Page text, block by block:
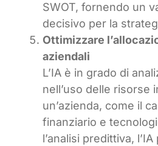
SWOT, fornendo un
decisivo per la
Ottimizzare
aziendali
L’IA è in grado di
nell’uso delle risorse
un’azienda, come il
finanziario e
l’analisi predittiva,